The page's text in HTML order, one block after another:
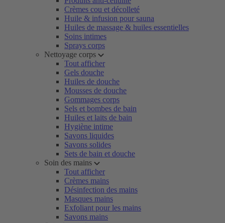
Crèmes cou et décolleté
Huile & infusion pour sauna
Huiles de massage & huiles essentielles
Soins intimes
Sprays corps
Nettoyage corps
Tout afficher
Gels douche
Huiles de douche
Mousses de douche
Gommages corps
Sels et bombes de bain
Huiles et laits de bain
Hygiène intime
Savons liquides
Savons solides
Sets de bain et douche
Soin des mains
Tout afficher
Crèmes mains
Désinfection des mains
Masques mains
Exfoliant pour les mains
Savons mains